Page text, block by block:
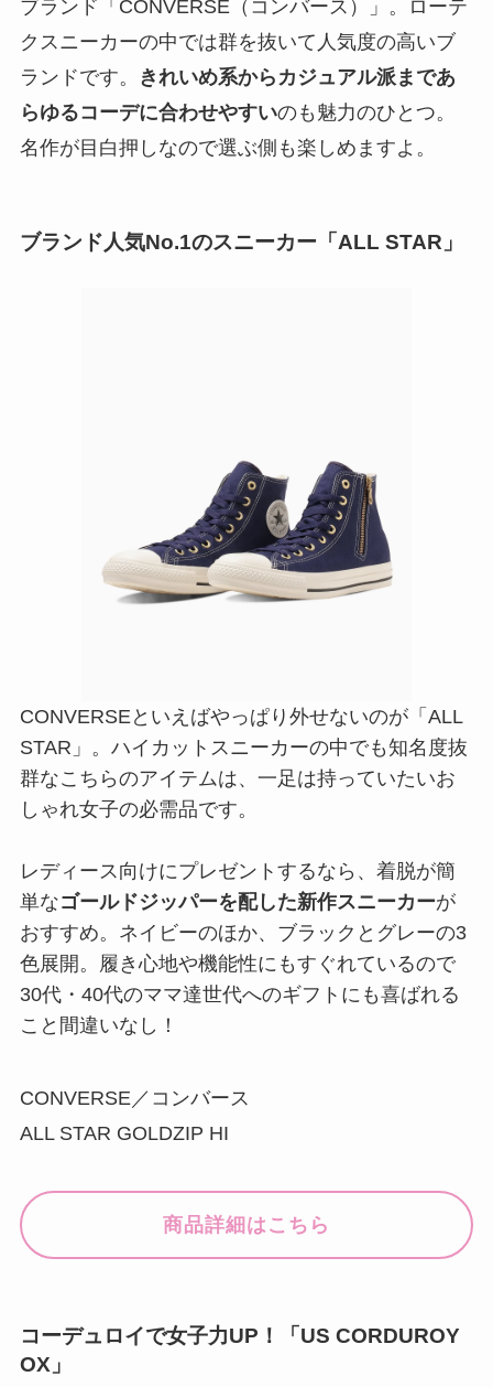
ブランド「CONVERSE（コンバース）」。ローテ
クスニーカーの中では群を抜いて人気度の高いブ
ランドです。
きれいめ系からカジュアル派まであ
らゆるコーデに合わせやすいのも魅力のひとつ。
名作が目白押しなので選ぶ側も楽しめますよ。
ブランド人気No.1のスニーカー「ALL STAR」
CONVERSEといえばやっぱり外せないのが「ALL
STAR」。ハイカットスニーカーの中でも知名度抜
群なこちらのアイテムは、一足は持っていたいお
しゃれ女子の必需品です。
レディース向けにプレゼントするなら、着脱が簡
単なゴールドジッパーを配した新作スニーカーが
おすすめ。ネイビーのほか、ブラックとグレーの3
色展開。履き心地や機能性にもすぐれているので
30代・40代のママ達世代へのギフトにも喜ばれる
こと間違いなし！
CONVERSE／コンバース
ALL STAR GOLDZIP HI
商品詳細はこちら
コーデュロイで女子力UP！「US CORDUROY
OX」